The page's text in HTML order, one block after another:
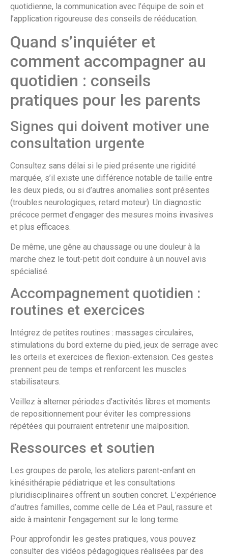
quotidienne, la communication avec l’équipe de soin et
l’application rigoureuse des conseils de rééducation.
Quand s’inquiéter et
comment accompagner au
quotidien : conseils
pratiques pour les parents
Signes qui doivent motiver une
consultation urgente
Consultez sans délai si le pied présente une rigidité
marquée, s’il existe une différence notable de taille entre
les deux pieds, ou si d’autres anomalies sont présentes
(troubles neurologiques, retard moteur). Un diagnostic
précoce permet d’engager des mesures moins invasives
et plus efficaces.
De même, une gêne au chaussage ou une douleur à la
marche chez le tout-petit doit conduire à un nouvel avis
spécialisé.
Accompagnement quotidien :
routines et exercices
Intégrez de petites routines : massages circulaires,
stimulations du bord externe du pied, jeux de serrage avec
les orteils et exercices de flexion-extension. Ces gestes
prennent peu de temps et renforcent les muscles
stabilisateurs.
Veillez à alterner périodes d’activités libres et moments
de repositionnement pour éviter les compressions
répétées qui pourraient entretenir une malposition.
Ressources et soutien
Les groupes de parole, les ateliers parent-enfant en
kinésithérapie pédiatrique et les consultations
pluridisciplinaires offrent un soutien concret. L’expérience
d’autres familles, comme celle de Léa et Paul, rassure et
aide à maintenir l’engagement sur le long terme.
Pour approfondir les gestes pratiques, vous pouvez
consulter des vidéos pédagogiques réalisées par des